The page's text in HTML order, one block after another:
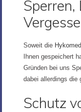
Sperren,
Soweit die
Ihnen gespeichert
Gründen bei uns
dabei allerdings die
Schutz